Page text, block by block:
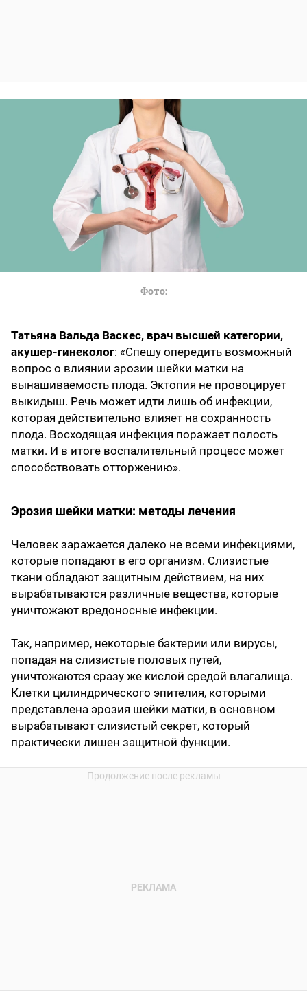
Фото
Татьяна Вальда Васкес, врач высшей категории,
акушер-гинеколог: «Спешу опередить возможный
вопрос о влиянии эрозии шейки матки на
вынашиваемость плода. Эктопия не провоцирует
выкидыш. Речь может идти лишь об инфекции,
которая действительно влияет на сохранность
плода. Восходящая инфекция поражает полость
матки. И в итоге воспалительный процесс может
способствовать отторжению».
Эрозия шейки матки: методы лечения
Человек заражается далеко не всеми инфекциями,
которые попадают в его организм. Слизистые
ткани обладают защитным действием, на них
вырабатываются различные вещества, которые
уничтожают вредоносные инфекции.
Так, например, некоторые бактерии или вирусы,
попадая на слизистые половых путей,
уничтожаются сразу же кислой средой влагалища.
Клетки цилиндрического эпителия, которыми
представлена эрозия шейки матки, в основном
вырабатывают слизистый секрет, который
практически лишен защитной функции.